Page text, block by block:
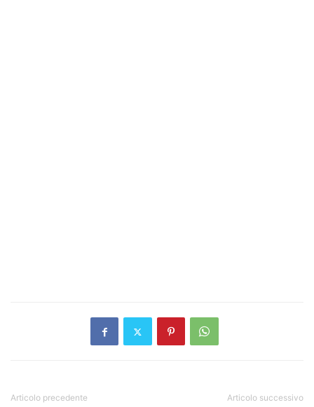
Articolo precedente Articolo successivo